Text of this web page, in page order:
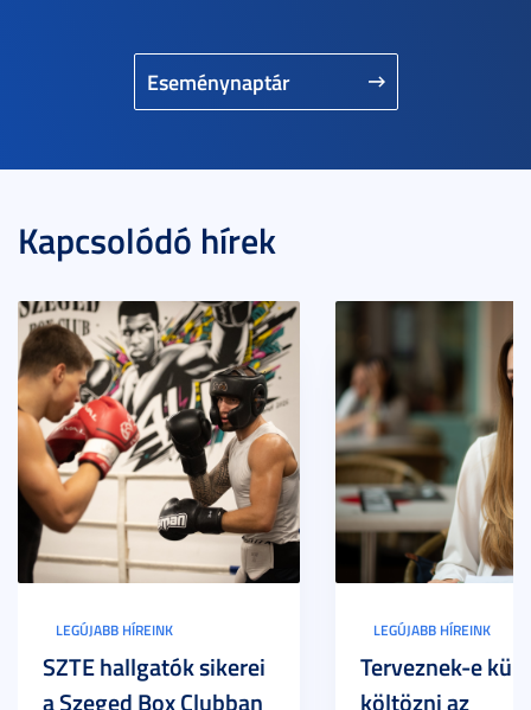
Eseménynaptár
Kapcsolódó hírek
LEGÚJABB HÍREINK
SZTE hallgatók sikerei
a Szeged Box Clubban
LEGÚJABB HÍREINK
Terveznek-e
költözni az